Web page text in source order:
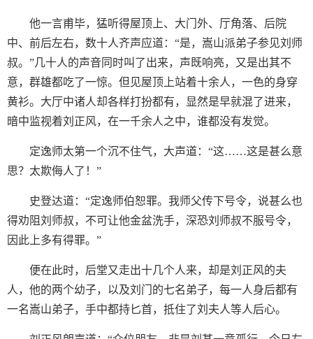
他一言甫毕，猛听得屋顶上、大门外、厅角落、后院
中、前后左右，数十人齐声应道：“是，嵩山派弟子参见刘师
叔。”几十人的声音同时叫了出来，声既响亮，又是出其不
意，群雄都吃了一惊。但见屋顶上站着十余人，一色的身穿
黄衫。大厅中诸人却各样打扮都有，显然是早就混了进来，
暗中监视着刘正风，在一千余人之中，谁都没有发觉。
定逸师太第一个沉不住气，大声道：“这……这是甚么意
思？太欺侮人了！”
史登达道：“定逸师伯恕罪。我师父传下号令，说甚么也
得劝阻刘师叔，不可让他金盆洗手，深恐刘师叔不服号令，
因此上多有得罪。”
便在此时，后堂又走出十几个人来，却是刘正风的夫
人，他的两个幼子，以及刘门的七名弟子，每一人身后都有
一名嵩山弟子，手中都持匕首，抵住了刘夫人等人后心。